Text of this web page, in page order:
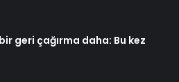
geri çağırma daha: Bu kez